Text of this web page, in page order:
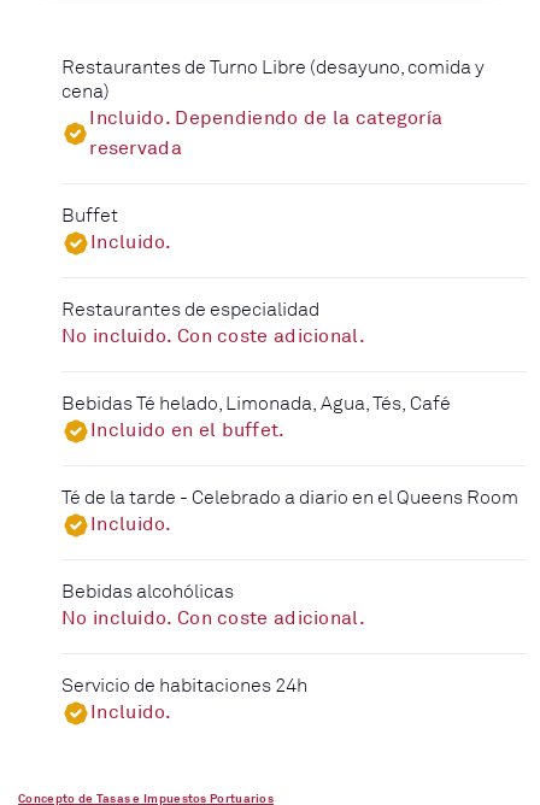
Restaurantes de Turno Libre (desayuno, comida y
cena)
Incluido. Dependiendo de la categoría
reservada
Buffet
Incluido.
Restaurantes de especialidad
No incluido. Con coste adicional.
Bebidas Té helado, Limonada, Agua, Tés, Café
Incluido en el buffet.
Té de la tarde - Celebrado a diario en el Queens Room
Incluido.
Bebidas alcohólicas
No incluido. Con coste adicional.
Servicio de habitaciones 24h
Incluido.
Concepto de Tasas e Impuestos Portuarios